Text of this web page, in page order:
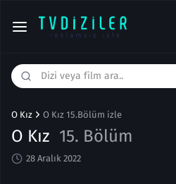
O Kız O Kız 15.Bölüm izle
O Kız 15. Bölüm
28 Aralık 2022